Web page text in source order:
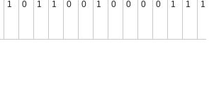
1 0 1 1 0 0 1 0 0 0 0 1 1 1